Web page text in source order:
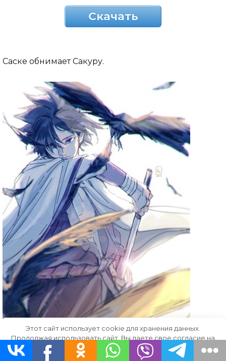
Скачать
Саске обнимает Сакуру.
Этот сайт использует cookie для хранения данных.
Продолжая использовать сайт, Вы даете свое согласие на
работу с этими файлами.
OK